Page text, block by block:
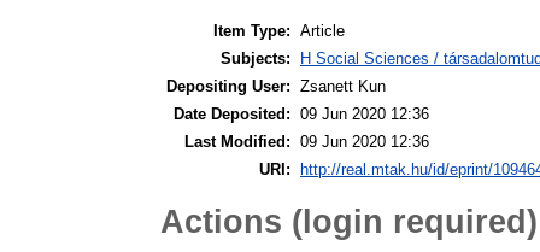
Item Type: Article
Subjects:
H Social Sciences /
Depositing User: Zsanett Kun
Date Deposited: 09 Jun 2020 12:36
Last Modified: 09 Jun 2020 12:36
URI:
http://real.mtak.hu/id/eprint/
Actions (login required)